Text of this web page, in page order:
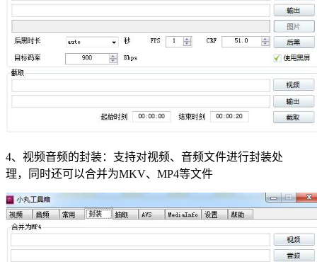
4、视频音频的封装：支持对视频、音频文件进行封装处
理，同时还可以合并为MKV、MP4等文件